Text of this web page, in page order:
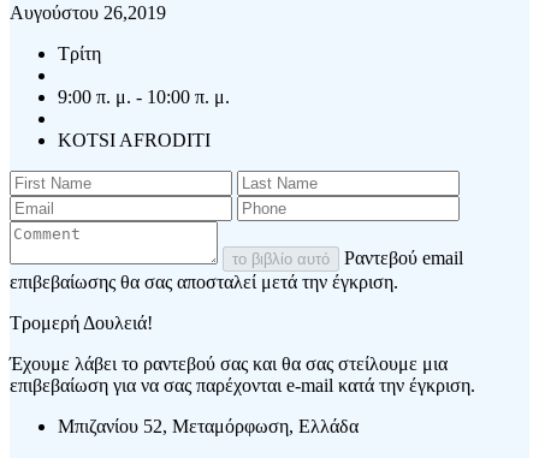
Αυγούστου 26,2019
Τρίτη
9:00 π. μ. - 10:00 π. μ.
KOTSI AFRODITI
το βιβλίο αυτό
Ραντεβού email
επιβεβαίωσης θα σας αποσταλεί μετά την έγκριση.
Τρομερή Δουλειά!
Έχουμε λάβει το ραντεβού σας και θα σας στείλουμε μια
επιβεβαίωση για να σας παρέχονται e-mail κατά την έγκριση.
Μπιζανίου 52, Μεταμόρφωση, Ελλάδα